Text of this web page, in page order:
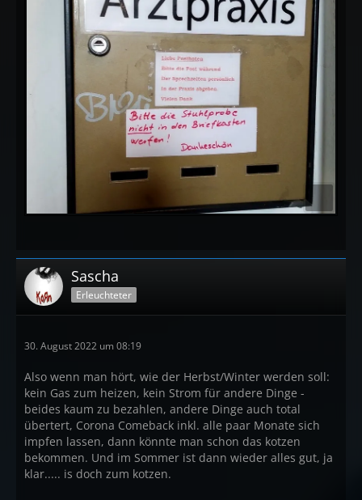
Sascha
Erleuchteter
30. August 2022 um 08:19
Also wenn man hört, wie der Herbst/Winter werden soll:
kein Gas zum heizen, kein Strom für andere Dinge -
beides kaum zu bezahlen, andere Dinge auch total
übertert, Corona Comeback inkl. alle paar Monate sich
impfen lassen, dann könnte man schon das kotzen
bekommen. Und im Sommer ist dann wieder alles gut, ja
klar..... is doch zum kotzen.